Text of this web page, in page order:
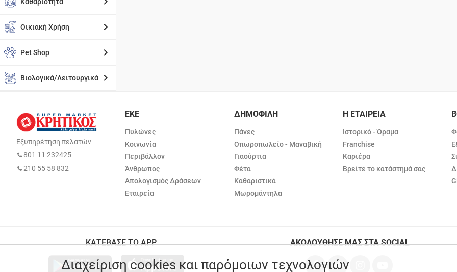
Οικιακή Χρήση
Pet Shop
Βιολογικά/Λειτουργικά
Εξυπηρέτηση πελατών
801 11 232425
210 55 58 832
ΕΚΕ
Πυλώνες
Κοινωνία
Περιβάλλον
Άνθρωπος
Απολογισμός Δράσεων
Εταιρεία
ΔΗΜΟΦΙΛΗ
Πάνες
Οπωροπωλείο - Μαναβική
Γιαούρτια
Φέτα
Καθαριστικά
Μωρομάντηλα
Η ΕΤΑΙΡΕΙΑ
Ιστορικό - Όραμα
Franchise
Καριέρα
Βρείτε το κατάστημά σας
ΚΑΤΕΒΑΣΕ ΤΟ APP ΑΚΟΛΟΥΘΗΣΕ ΜΑΣ ΣΤΑ SOCIAL
Διαχείριση cookies και παρόμοιων τεχνολογιών